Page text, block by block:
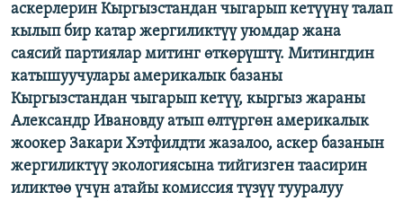
аскерлерин Кыргызстандан чыгарып кетүүнү талап
кылып бир катар жергиликтүү уюмдар жана
саясий партиялар митинг өткөрүштү. Митингдин
катышуучулары америкалык базаны
Кыргызстандан чыгарып кетүү, кыргыз жараны
Александр Ивановду атып өлтүргөн америкалык
жоокер Закари Хэтфилдти жазалоо, аскер базанын
жергиликтүү экологиясына тийгизген таасирин
иликтөө үчүн атайы комиссия түзүү тууралуу